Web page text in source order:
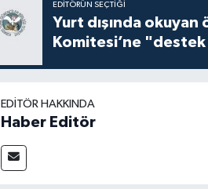
EDITÖRÜN SEÇTIĞI
Yurt dışında
Komitesi’ne "destek
EDITÖR HAKKINDA
Haber Editör